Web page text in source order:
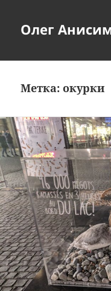
Олег
Метка:окурки